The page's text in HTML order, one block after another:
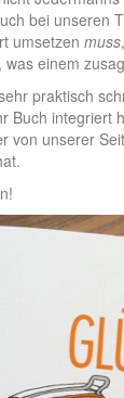
bei unseren
umsetzen muss
einem
praktisch
Buch integriert
von unserer